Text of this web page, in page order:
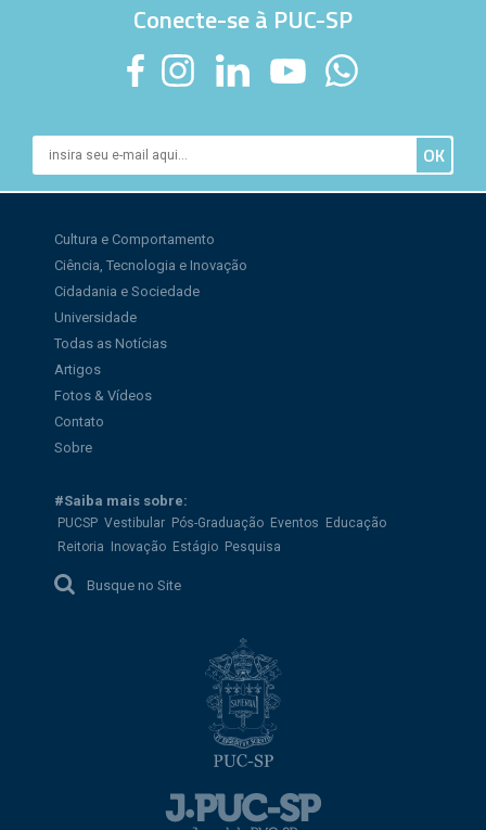
Conecte-se à PUC-SP
Cultura e Comportamento
Ciência, Tecnologia e Inovação
Cidadania e Sociedade
Universidade
Todas as Notícias
Artigos
Fotos & Vídeos
Contato
Sobre
#Saiba mais sobre:
PUCSP Vestibular Pós-Graduação Eventos
Educação
Reitoria
Inovação Estágio Pesquisa
Busque no Site